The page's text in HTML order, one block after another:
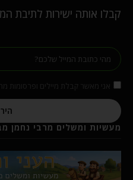
קבלו אותה ישירות לתיבת
מעשיות ומשלים מרבי נחמן